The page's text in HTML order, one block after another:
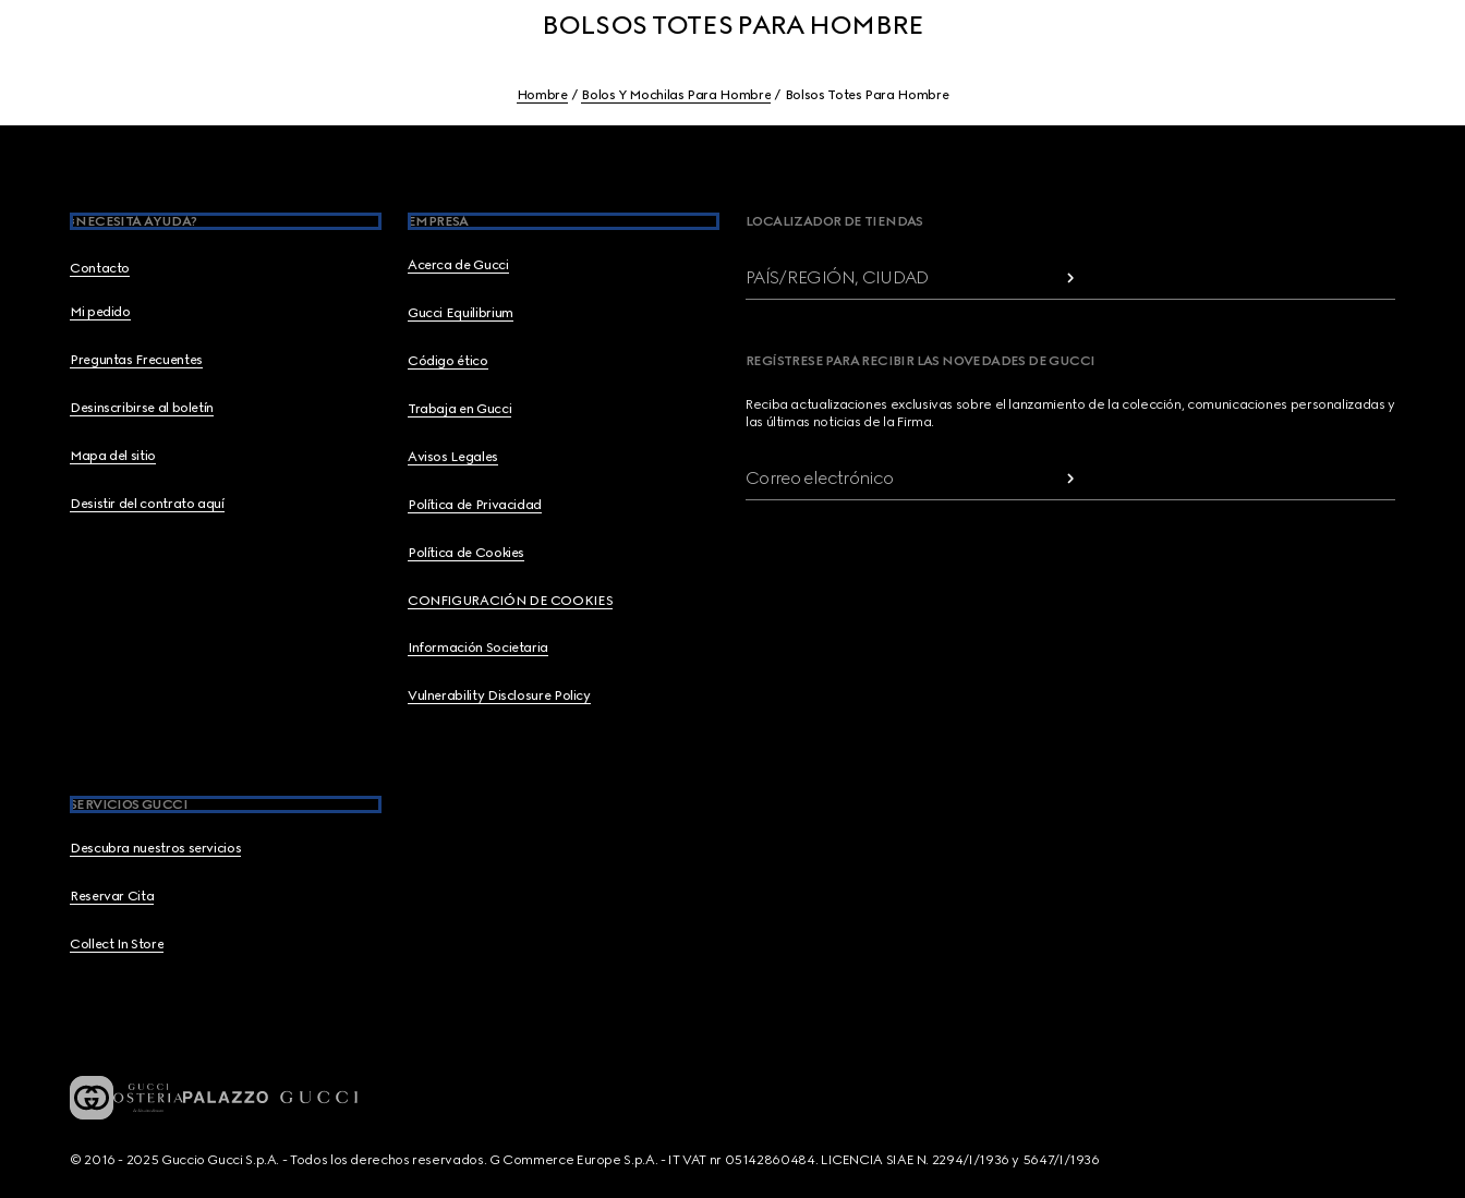
BOLSOS TOTES PARA HOMBRE
Hombre Bolos Y Mochilas Para Hombre Bolsos Totes Para Hombre
¿NECESITA AYUDA?
Contacto
Mi pedido
Preguntas Frecuentes
Desinscribirse al boletín
Mapa del sitio
Desistir del contrato aquí
EMPRESA
Acerca de Gucci
Gucci Equilibrium
Código ético
Trabaja en Gucci
Avisos Legales
Política de Privacidad
Política de Cookies
CONFIGURACIÓN DE COOKIES
Información Societaria
Vulnerability Disclosure Policy
SERVICIOS GUCCI
Descubra nuestros servicios
Reservar Cita
Collect In Store
LOCALIZADOR DE TIENDAS
PAÍS/REGIÓN, CIUDAD
REGÍSTRESE PARA RECIBIR LAS NOVEDADES DE GUCCI
Reciba actualizaciones exclusivas sobre el lanzamiento de la colección, comunicaciones personalizadas y
las últimas noticias de la Firma.
Correo electrónico
© 2016 - 2025 Guccio Gucci S.p.A. - Todos los derechos reservados. G Commerce Europe S.p.A. - IT VAT nr 05142860484. LICENCIA SIAE N. 2294/I/1936 y 5647/I/1936